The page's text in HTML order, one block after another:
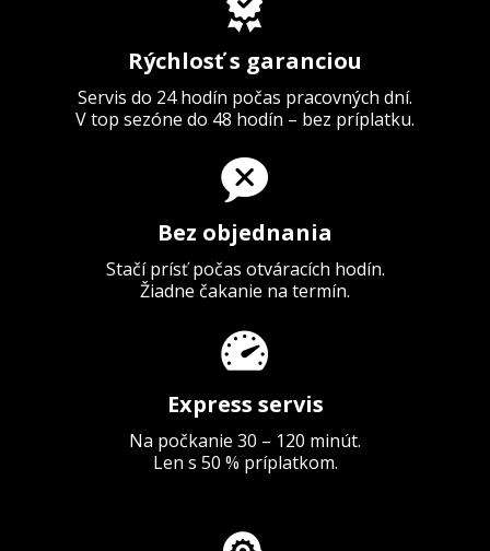
Rýchlosť s garanciou
Servis do 24 hodín počas pracovných dní.
V top sezóne do 48 hodín – bez príplatku.
Bez objednania
Stačí prísť počas otváracích hodín.
Žiadne čakanie na termín.
Express servis
Na počkanie 30 – 120 minút.
Len s 50 % príplatkom.